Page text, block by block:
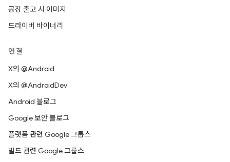
공장 출고 시 이미지
드라이버 바이너리
연결
X의 @Android
X의 @AndroidDev
Android 블로그
Google 보안 블로그
플랫폼 관련 Google 그룹스
빌드 관련 Google 그룹스